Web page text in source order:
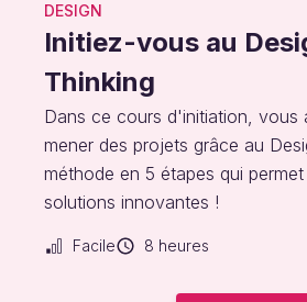
DESIGN
Initiez-vous au
Thinking
Dans ce cours d'initiation, vous
mener des projets grâce au
méthode en 5 étapes qui
solutions innovantes !
Facile 8 heures